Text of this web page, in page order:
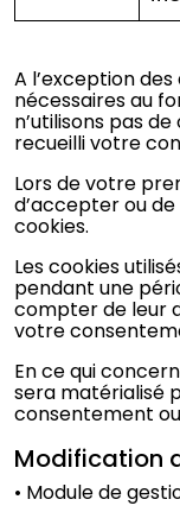
A l’exception
nécessaires au
n’utilisons pas
recueilli votre
Lors de votre
d’accepter ou
cookies.
Les cookies
pendant une
compter de leur
votre
En ce qui
sera matérialisé
consentement
Modification
• Module de